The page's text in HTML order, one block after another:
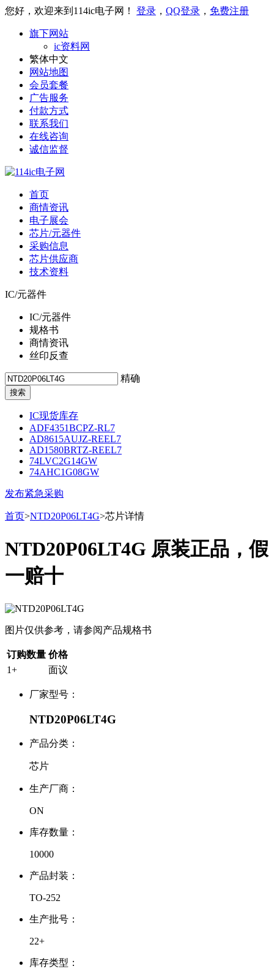
您好，欢迎来到114ic电子网！ 登录 ， QQ登录 ， 免费注册
旗下网站
ic资料网
繁体中文
网站地图
会员套餐
广告服务
付款方式
联系我们
在线咨询
诚信监督
首页
商情资讯
电子展会
芯片/元器件
采购信息
芯片供应商
技术资料
IC/元器件
IC/元器件
规格书
商情资讯
丝印反查
精确
IC现货库存
ADF4351BCPZ-RL7
AD8615AUJZ-REEL7
AD1580BRTZ-REEL7
74LVC2G14GW
74AHC1G08GW
发布紧急采购
首页>NTD20P06LT4G>芯片详情
NTD20P06LT4G 原装正品，假
一赔十
图片仅供参考，请参阅产品规格书
订购数量 价格
1+
面议
厂家型号：
NTD20P06LT4G
产品分类：
芯片
生产厂商：
ON
库存数量：
10000
产品封装：
TO-252
生产批号：
22+
库存类型：